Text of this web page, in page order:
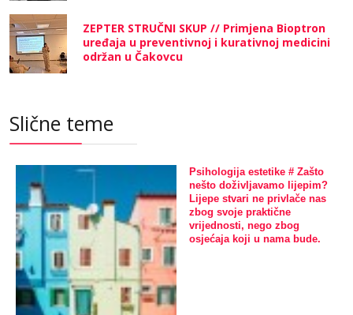
ZEPTER STRUČNI SKUP // Primjena Bioptron
uređaja u preventivnoj i kurativnoj medicini
održan u Čakovcu
Slične teme
Psihologija estetike # Zašto
nešto doživljavamo lijepim?
Lijepe stvari ne privlače nas
zbog svoje praktične
vrijednosti, nego zbog
osjećaja koji u nama bude.